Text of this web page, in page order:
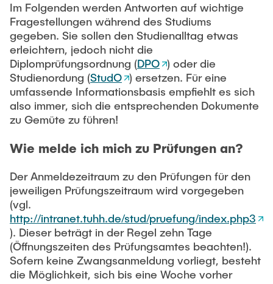
Newsroom
Press Release
Flyers and brochures
University magazine spektrum
Events
Merchandise-Shop
Working at TU Hamburg
Job opportunities
Faculty recruiting
Information for new employees
Internal Information
Advice and contact
New@tuhh
Around student life
study organization
AI in Education
Career Center
Graduate Academy
Doctoral Degrees
Continuing Education
UNU HUB "Engineering to Face Climate Change"
Research Funding
Early Career Research Support
Team
Research & Transfer News
Interdisciplinary Workshop of the FSP
"Biobased Processes and Reactor
Process Engineering
Study programs
Research and Institutes
Technology and Innovation in Education
News
Study programs
Research and Institutes
Management Sciences and Technology
Study Programs
Research and Institutes
Mechanical Engineering
Study programs
Exchange students
Intercultural Hub
International Scholars & Guests
Partnerships and Strategy
Study Exchange Partnerships
Strategy
ECIU University
Contacts & International Team
Im Folgenden werden Antworten auf wichtige
Fragestellungen während des Studiums
gegeben. Sie sollen den Studienalltag etwas
erleichtern, jedoch nicht die
Diplomprüfungsordnung (DPO ) oder die
Studienordung (StudO ) ersetzen. Für eine
umfassende Informationsbasis empfiehlt es sich
also immer, sich die entsprechenden Dokumente
zu Gemüte zu führen!
Wie melde ich mich zu Prüfungen an?
Der Anmeldezeitraum zu den Prüfungen für den
jeweiligen Prüfungszeitraum wird vorgegeben
(vgl.
http://intranet.tuhh.de/stud/pruefung/index.php3
). Dieser beträgt in der Regel zehn Tage
(Öffnungszeiten des Prüfungsamtes beachten!).
Sofern keine Zwangsanmeldung vorliegt, besteht
die Möglichkeit, sich bis eine Woche vorher